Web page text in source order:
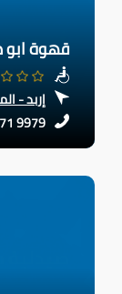
قهوة
إربد -
9979